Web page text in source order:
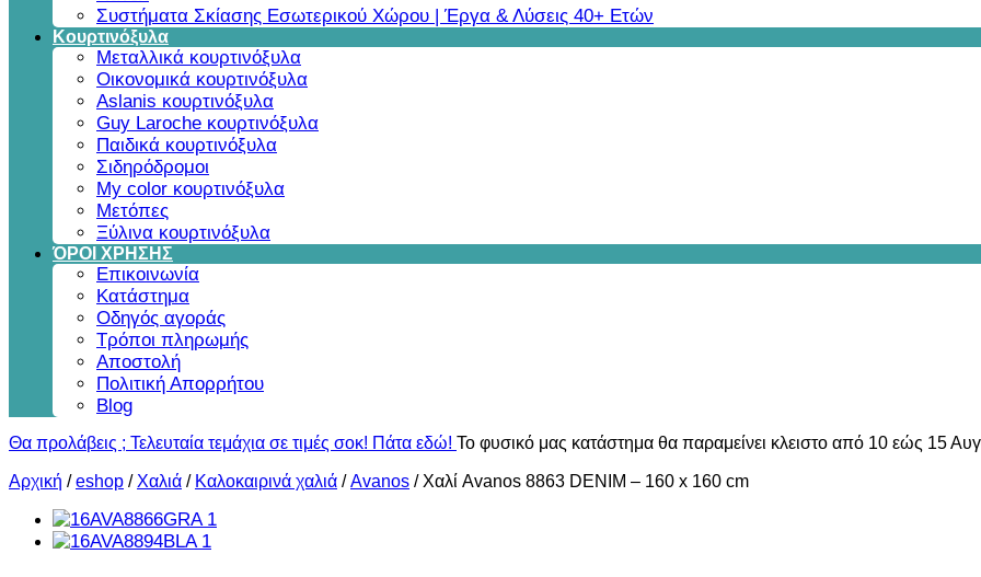
Συστήματα Σκίασης Εσωτερικού Χώρου | Έργα & Λύσεις 40+ Ετών
Κουρτινόξυλα
Μεταλλικά κουρτινόξυλα
Οικονομικά κουρτινόξυλα
Aslanis κουρτινόξυλα
Guy Laroche κουρτινόξυλα
Παιδικά κουρτινόξυλα
Σιδηρόδρομοι
My color κουρτινόξυλα
Μετόπες
Ξύλινα κουρτινόξυλα
ΌΡΟΙ ΧΡΗΣΗΣ
Επικοινωνία
Κατάστημα
Οδηγός αγοράς
Τρόποι πληρωμής
Αποστολή
Πολιτική Απορρήτου
Blog
Θα προλάβεις ; Τελευταία τεμάχια σε τιμές σοκ! Πάτα εδώ! Το φυσικό μας κατάστημα θα παραμείνει κλειστο από 10 εώς 15
Αρχική /eshop / Χαλιά / Καλοκαιρινά χαλιά /Avanos / Χαλί Avanos 8863 DENIM – 160 x 160 cm